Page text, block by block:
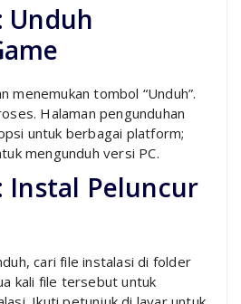
Unduh
menemukan tombol “Unduh”.
Halaman pengunduhan
untuk berbagai platform;
mengunduh versi PC.
Instal Peluncur
cari file instalasi di folder
kali file tersebut untuk